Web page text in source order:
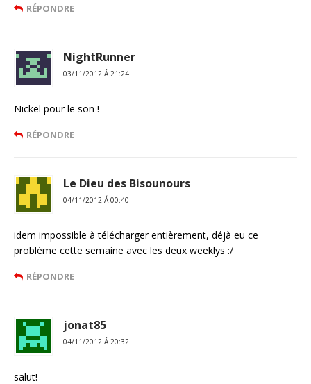
RÉPONDRE
NightRunner
03/11/2012 Á 21:24
Nickel pour le son !
RÉPONDRE
Le Dieu des Bisounours
04/11/2012 Á 00:40
idem impossible à télécharger entièrement, déjà eu ce
problème cette semaine avec les deux weeklys :/
RÉPONDRE
jonat85
04/11/2012 Á 20:32
salut!